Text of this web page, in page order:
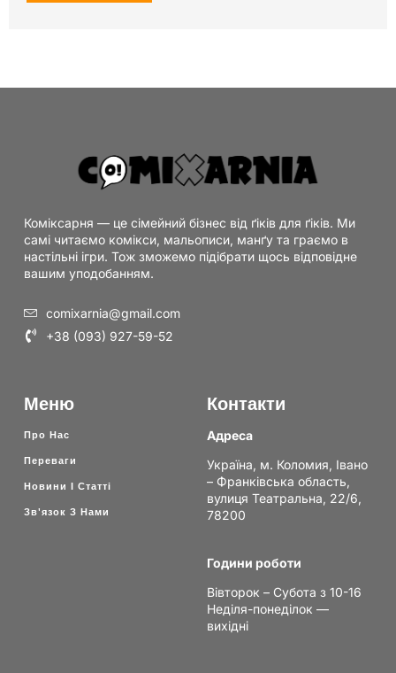
Коміксарня — це сімейний бізнес від ґіків для ґіків. Ми
самі читаємо комікси, мальописи, манґу та граємо в
настільні ігри. Тож зможемо підібрати щось відповідне
вашим уподобанням.
comixarnia@gmail.com
+38 (093) 927-59-52
Меню
Про Нас
Переваги
Новини І Статті
Зв'язок З Нами
Контакти
Адреса
Україна, м. Коломия, Івано
– Франківська область,
вулиця Театральна, 22/6,
78200
Години роботи
Вівторок – Субота з 10-16
Неділя-понеділок —
вихідні